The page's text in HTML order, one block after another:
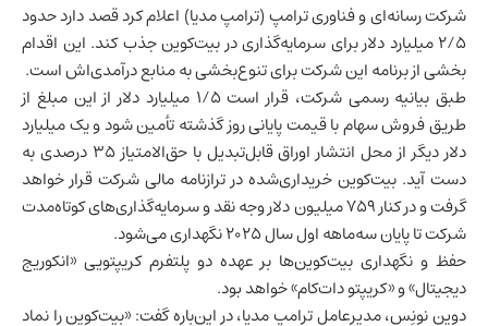
شرکت رسانه‌ای وفناوریترامپ (ترامپ مدیا) اعلام کرد قصد دارد حدود
۲/۵ میلیارد دلار برای سرمایه‌گذاری در بیت‌کوین جذب کند. این اقدام
بخشی از برنامه این شرکت برای تنوع‌بخشی به منابع درآمدی‌اش است.
طبق بیانیه رسمی شرکت، قرار است ۱/۵ میلیارد دلار از این مبلغ از
طریق فروش سهام با قیمت پایانی روز گذشته تأمین شود و یک میلیارد
دلار دیگر از محل انتشار اوراق قابل‌تبدیل با حق‌الامتیاز ۳۵ درصدی به
دست آید. بیت‌کوین خریداری‌شده در ترازنامه مالی شرکت قرار خواهد
گرفت و در کنار ۷۵۹ میلیون دلار وجه نقد و سرمایه‌گذاری‌های کوتاه‌مدت
شرکت تا پایان سه‌ماهه اول سال ۲۰۲۵ نگهداری می‌شود.
حفظ و نگهداری بیت‌کوین‌ها بر عهده دو پلتفرم کریپتویی «انکوریج
دیجیتال» و «کریپتو دات‌کام» خواهد بود.
دوین نونِس، مدیرعامل ترامپ مدیا، در این‌باره گفت: «بیت‌کوین را نماد